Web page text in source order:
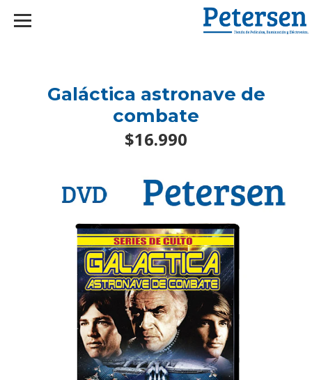
Galáctica astronave de
combate
$16.990